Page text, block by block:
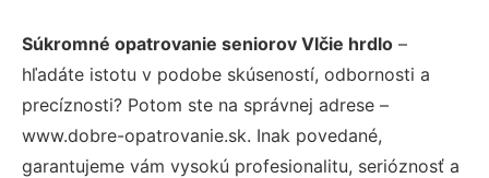
Súkromné opatrovanie seniorov Vlčie hrdlo –
hľadáte istotu v podobe skúseností, odbornosti a
precíznosti? Potom ste na správnej adrese –
www.dobre-opatrovanie.sk. Inak povedané,
garantujeme vám vysokú profesionalitu, serióznosť a